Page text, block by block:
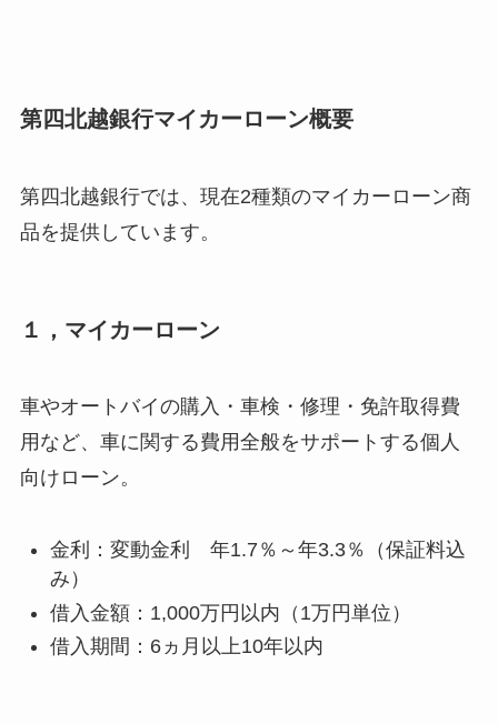
第四北越銀行マイカーローン概要
第四北越銀行では、現在2種類のマイカーローン商
品を提供しています。
１，マイカーローン
車やオートバイの購入・車検・修理・免許取得費
用など、車に関する費用全般をサポートする個人
向けローン。
金利：変動金利 年1.7％～年3.3％（保証料込
み）
借入金額：1,000万円以内（1万円単位）
借入期間：6ヵ月以上10年以内